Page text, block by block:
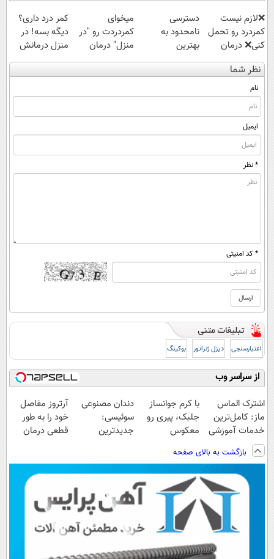
❌لازم نیست
کمردرد رو تحمل
کنی❌ درمان
بدون جراحی و
قرص
(پرسشنامه)
دسترسی
نامحدود به
بهترین
آموزش‌ها تا روز
کنکور
میخوای
کمردردت رو "در
منزل" درمان
کنی؟ (◂فیلم +
◂پرسش‌نامه)
کمر درد داری؟
دیگه بسه! در
منزل درمانش
کن
(◀پرسش‌نامه)
نظر شما
نام
ایمیل
* نظر
* کد امنیتی
اعتبارسنجی دیزل ژنراتور بوکینگ
از سراسر وب
اشترک الماس
ماز: کامل‌ترین
خدمات آموزشی
برای کنکوری‌ها
با کرم جوانساز
جلبک، پیری رو
معکوس
تخفیف)
دندان مصنوعی
سوئیسی:
جدیدترین
پرداخت قسطی
آرتروز مفاصل
خود را به طور
قطعی درمان
بازگشت به بالای صفحه